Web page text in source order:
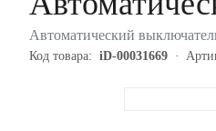
Автоматический
Код товара: iD-00031669